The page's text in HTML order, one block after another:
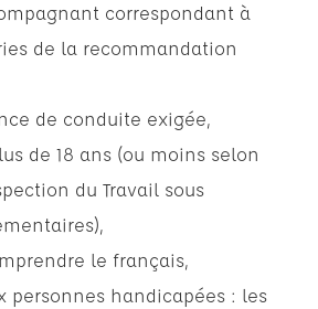
correspondant à
de la recommandation
de conduite exigée,
de 18 ans (ou moins selon
du Travail sous
le français,
personnes handicapées : les